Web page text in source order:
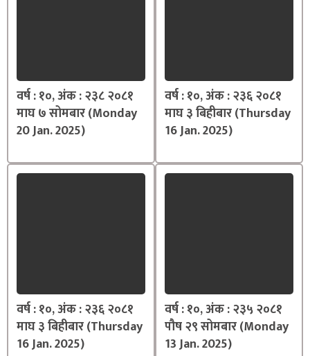
वर्ष : १०, अंक : २३८ २०८१
माघ ७ सोमबार (Monday
20 Jan. 2025)
वर्ष : १०, अंक : २३६ २०८१
माघ ३ बिहीबार (Thursday
16 Jan. 2025)
वर्ष : १०, अंक : २३६ २०८१
माघ ३ बिहीबार (Thursday
16 Jan. 2025)
वर्ष : १०, अंक : २३५ २०८१
पौष २९ सोमबार (Monday
13 Jan. 2025)